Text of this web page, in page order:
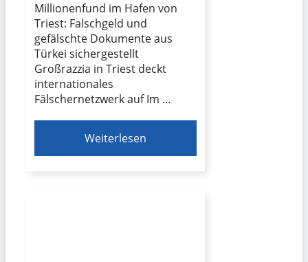
Millionenfund im Hafen von
Triest: Falschgeld und
gefälschte Dokumente aus
Türkei sichergestellt
Großrazzia in Triest deckt
internationales
Fälschernetzwerk auf Im …
Weiterlesen